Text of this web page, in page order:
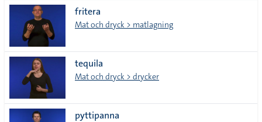
fritera
Mat och dryck > matlagning
tequila
Mat och dryck > drycker
pyttipanna